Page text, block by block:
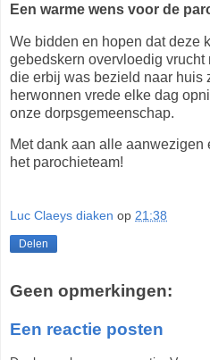
Een warme wens voor de
We bidden en hopen dat deze
gebedskern overvloedig
die erbij was bezield naar huis
herwonnen vrede elke dag
onze dorpsgemeenschap.
Met dank aan alle
het parochieteam!
Luc Claeys diaken op 21:38
Delen
Geen opmerkingen:
Een reactie posten